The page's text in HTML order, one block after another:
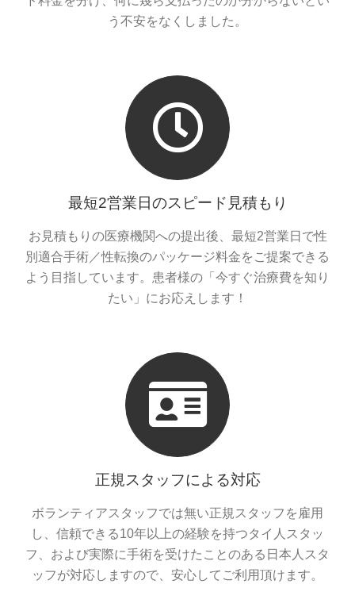
う不安をなくしました。
最短2営業日のスピード見積もり
お見積もりの医療機関への提出後、最短2営業日で性
別適合手術／性転換のパッケージ料金をご提案できる
よう目指しています。患者様の「今すぐ治療費を知り
たい」にお応えします！
正規スタッフによる対応
ボランティアスタッフでは無い正規スタッフを雇用
し、信頼できる10年以上の経験を持つタイ人スタッ
フ、および実際に手術を受けたことのある日本人スタ
ッフが対応しますので、安心してご利用頂けます。